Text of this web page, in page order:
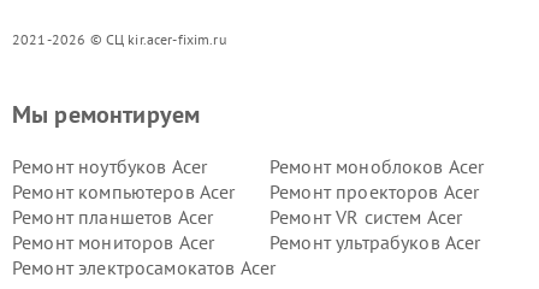
2021-2026 © СЦ kir.acer-fixim.ru
Мы ремонтируем
Ремонт ноутбуков Acer
Ремонт моноблоков Acer
Ремонт компьютеров Acer
Ремонт проекторов Acer
Ремонт планшетов Acer
Ремонт VR систем Acer
Ремонт мониторов Acer
Ремонт ультрабуков Acer
Ремонт электросамокатов Acer